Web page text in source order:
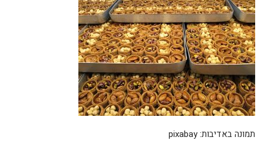
תמונה באדיבות: pixabay